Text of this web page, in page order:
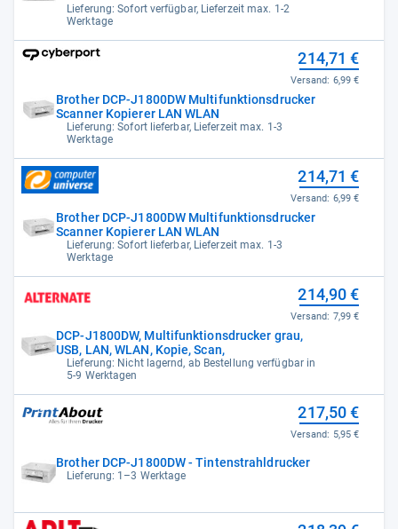
Lieferung: Sofort verfügbar, Lieferzeit max. 1-2
Werktage
Brother DCP-J1800DW Multifunktionsdrucker
Scanner Kopierer LAN WLAN
Lieferung: Sofort lieferbar, Lieferzeit max. 1-3
Werktage
214,71 €
Versand: 6,99 €
Brother DCP-J1800DW Multifunktionsdrucker
Scanner Kopierer LAN WLAN
Lieferung: Sofort lieferbar, Lieferzeit max. 1-3
Werktage
214,71 €
Versand: 6,99 €
DCP-J1800DW, Multifunktionsdrucker grau,
USB, LAN, WLAN, Kopie, Scan,
Lieferung: Nicht lagernd, ab Bestellung verfügbar in
5-9 Werktagen
214,90 €
Versand: 7,99 €
Brother DCP-J1800DW - Tintenstrahldrucker
Lieferung: 1–3 Werktage
217,50 €
Versand: 5,95 €